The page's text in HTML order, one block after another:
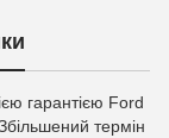
гарантією Ford
термін